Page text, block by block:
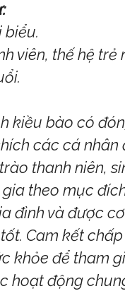
biểu.
viên, thế hệ
kiều bào có
các cá
thanh niên,
theo mục
đình và được
Cam kết
khỏe để tham
hoạt động